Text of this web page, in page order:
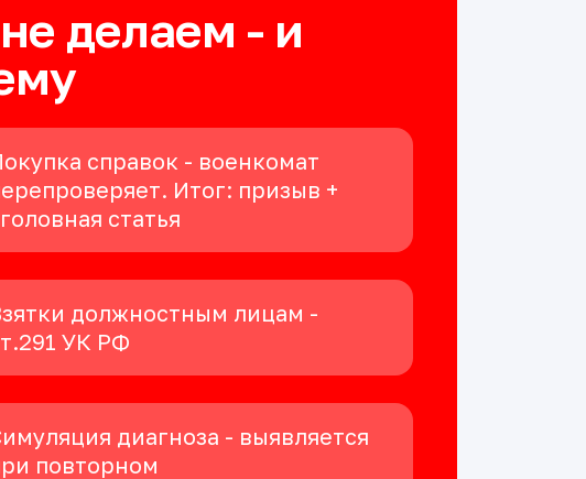
делаем - и
справок - военкомат
Итог: призыв +
статья
должностным лицам -
УК РФ
диагноза - выявляется
повторном